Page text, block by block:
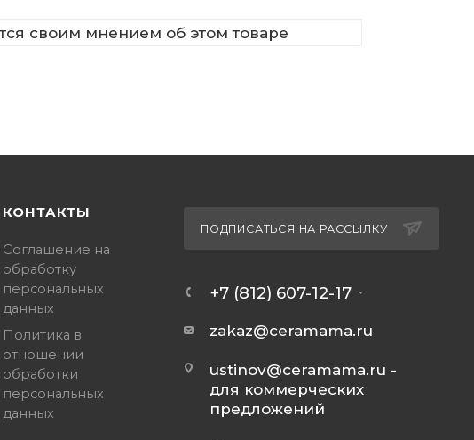
своим мнением об этом товаре
КОНТАКТЫ
Соглашение на
обработку
персональных
данных
Политика в
отношении
обработки
персональных
данных
ПОДПИСАТЬСЯ НА РАССЫЛКУ
+7 (812) 607-12-17
zakaz@ceramama.ru
ustinov@ceramama.ru -
для коммерческих
предложений